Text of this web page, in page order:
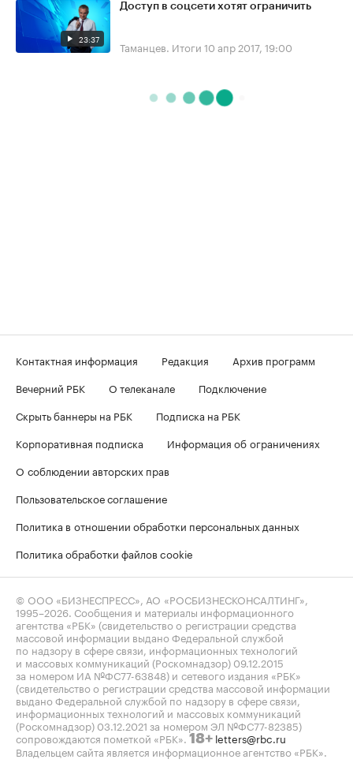
23:37
Доступ в соцсети хотят ограничить
Таманцев. Итоги 10 апр 2017, 19:00
Контактная информация Редакция
Архив программ
Вечерний РБК
О телеканале
Подключение
Скрыть баннеры на РБК
Подписка на РБК
Корпоративная подписка
Информация об ограничениях
О соблюдении авторских прав
Пользовательское соглашение
Политика в отношении обработки персональных данных
Политика обработки файлов cookie
© ООО «БИЗНЕСПРЕСС», АО «РОСБИЗНЕСКОНСАЛТИНГ»,
1995–2026 . Сообщения и материалы информационного
агентства «РБК» (свидетельство о регистрации средства
массовой информации выдано Федеральной службой
по надзору в сфере связи, информационных технологий
и массовых коммуникаций (Роскомнадзор) 09.12.2015
за номером ИА №ФС77-63848) и сетевого издания «РБК»
(свидетельство о регистрации средства массовой информации
выдано Федеральной службой по надзору в сфере связи,
информационных технологий и массовых коммуникаций
(Роскомнадзор) 03.12.2021 за номером ЭЛ №ФС77-82385)
сопровождаются пометкой «РБК». 18+ letters@rbc.ru
Владельцем сайта является информационное агентство «РБК».